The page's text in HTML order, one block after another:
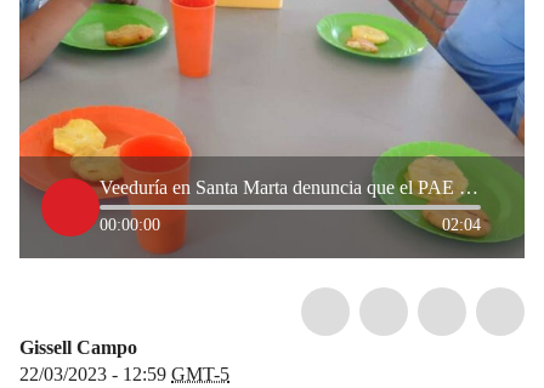
Veeduría en Santa Marta denuncia que el PAE no cumple con los nutrientes necesarios
00:00:00 02:04
Gissell Campo
22/03/2023 - 12:59 GMT-5